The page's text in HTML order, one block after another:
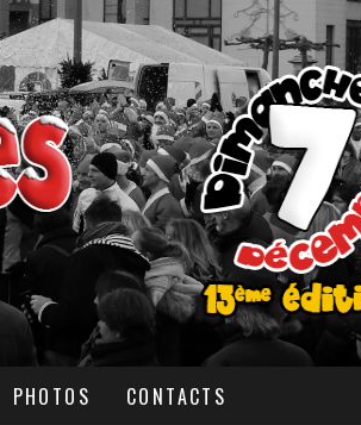
PHOTOS CONTACTS